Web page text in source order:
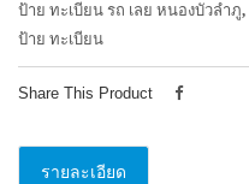
ป้าย ทะเบียน รถ เลย หนองบัวลำภู,
ป้าย ทะเบียน
Share This Product
รายละเอียด